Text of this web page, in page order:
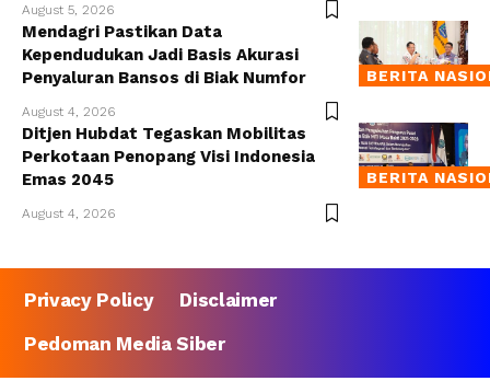
August 5, 2026
BERITA
Mendagri Pastikan Data
Kependudukan Jadi Basis Akurasi
Penyaluran Bansos di Biak Numfor
August 4, 2026
BERITA
Ditjen Hubdat Tegaskan Mobilitas
Perkotaan Penopang Visi Indonesia
Emas 2045
August 4, 2026
Privacy Policy
Disclaimer
Pedoman Media Siber